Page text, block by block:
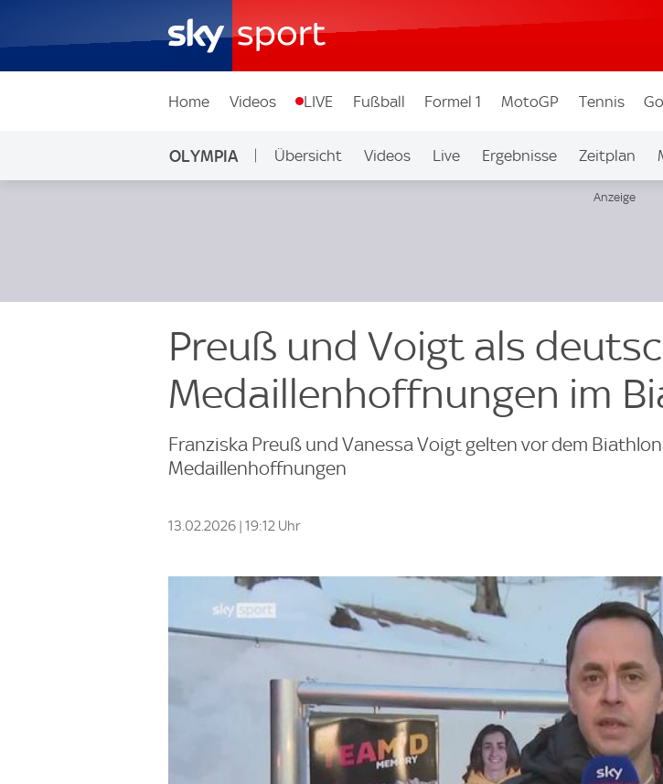
Home Videos LIVE Fußball Formel 1 MotoGP Tennis
OLYMPIA Übersicht Videos Live Ergebnisse Zeitplan
Preuß und Voigt als
Medaillenhoffnungen im
Franziska Preuß und Vanessa Voigt gelten vor dem
Medaillenhoffnungen
13.02.2026 | 19:12 Uhr